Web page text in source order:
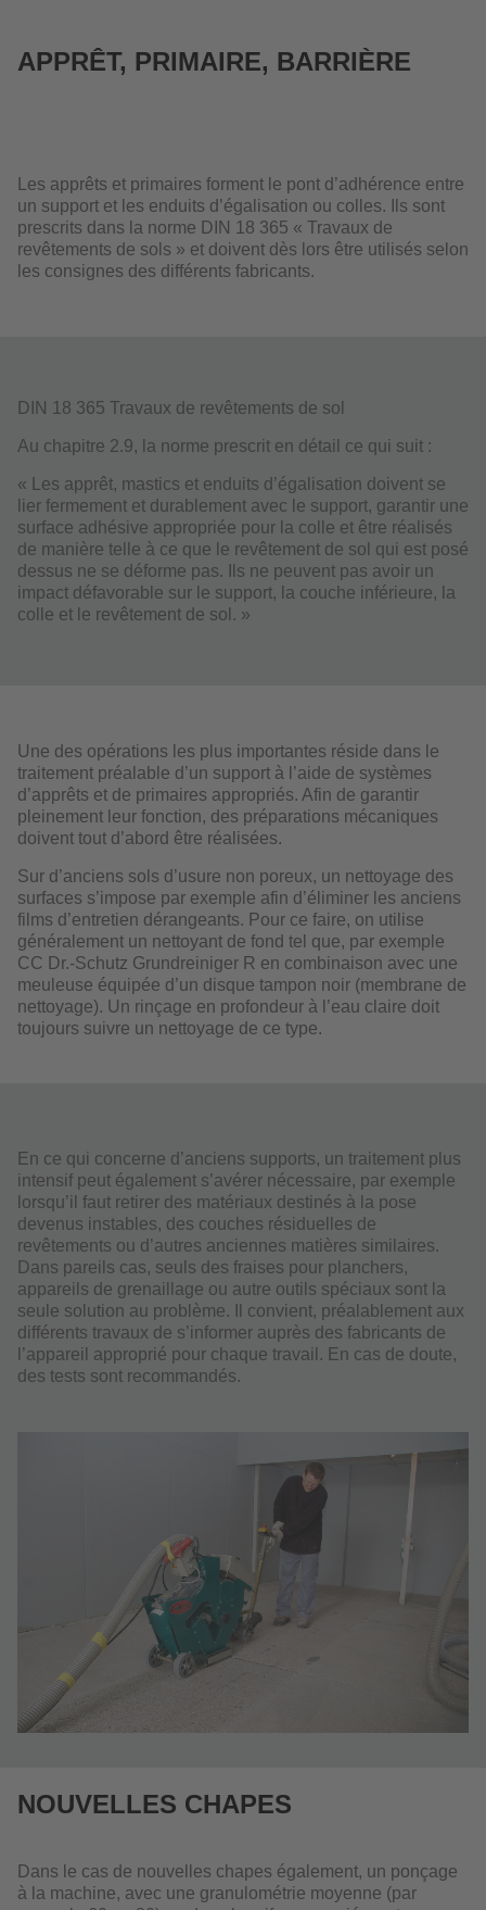
APPRÊT, PRIMAIRE, BARRIÈRE
Les apprêts et primaires forment le pont d’adhérence entre
un support et les enduits d’égalisation ou colles. Ils sont
prescrits dans la norme DIN 18 365 « Travaux de
revêtements de sols » et doivent dès lors être utilisés selon
les consignes des différents fabricants.
DIN 18 365 Travaux de revêtements de sol
Au chapitre 2.9, la norme prescrit en détail ce qui suit :
« Les apprêt, mastics et enduits d’égalisation doivent se
lier fermement et durablement avec le support, garantir une
surface adhésive appropriée pour la colle et être réalisés
de manière telle à ce que le revêtement de sol qui est posé
dessus ne se déforme pas. Ils ne peuvent pas avoir un
impact défavorable sur le support, la couche inférieure, la
colle et le revêtement de sol. »
Une des opérations les plus importantes réside dans le
traitement préalable d’un support à l’aide de systèmes
d’apprêts et de primaires appropriés. Afin de garantir
pleinement leur fonction, des préparations mécaniques
doivent tout d’abord être réalisées.
Sur d’anciens sols d’usure non poreux, un nettoyage des
surfaces s’impose par exemple afin d’éliminer les anciens
films d’entretien dérangeants. Pour ce faire, on utilise
généralement un nettoyant de fond tel que, par exemple
CC Dr.-Schutz Grundreiniger R en combinaison avec une
meuleuse équipée d’un disque tampon noir (membrane de
nettoyage). Un rinçage en profondeur à l’eau claire doit
toujours suivre un nettoyage de ce type.
En ce qui concerne d’anciens supports, un traitement plus
intensif peut également s’avérer nécessaire, par exemple
lorsqu’il faut retirer des matériaux destinés à la pose
devenus instables, des couches résiduelles de
revêtements ou d’autres anciennes matières similaires.
Dans pareils cas, seuls des fraises pour planchers,
appareils de grenaillage ou autre outils spéciaux sont la
seule solution au problème. Il convient, préalablement aux
différents travaux de s’informer auprès des fabricants de
l’appareil approprié pour chaque travail. En cas de doute,
des tests sont recommandés.
NOUVELLES CHAPES
Dans le cas de nouvelles chapes également, un ponçage
à la machine, avec une granulométrie moyenne (par